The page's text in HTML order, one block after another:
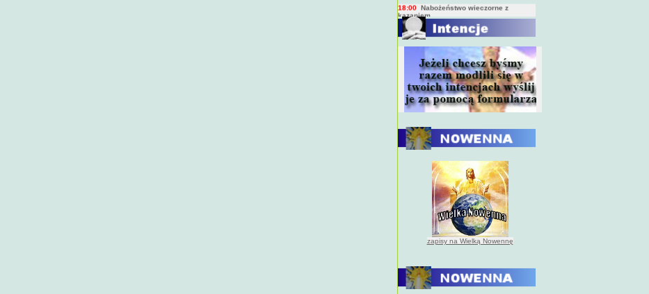
10:00
Niedzielna Msza święta w miarę
możliwości ks. Piotra
zapisy na Wielką Nowennę